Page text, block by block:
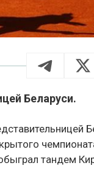
Беларуси.
тандем